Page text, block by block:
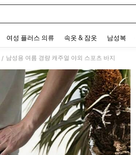
여성 플러스 의류 속옷 & 잠옷 남성복
/ 남성용 여름 경량 캐주얼 야외 스포츠 바지